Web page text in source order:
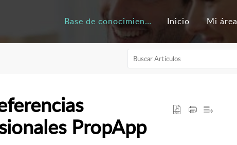
Base de conocimientos Inicio Mi área
PropApp